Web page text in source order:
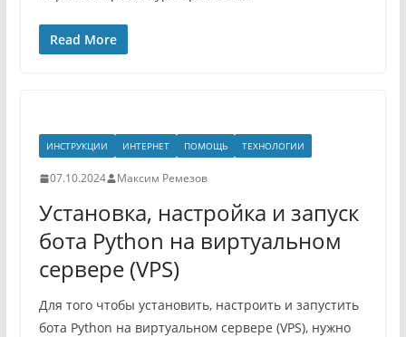
Read More
ИНСТРУКЦИИ ИНТЕРНЕТ ПОМОЩЬ ТЕХНОЛОГИИ
07.10.2024 Максим Ремезов
Установка, настройка и запуск
бота Python на виртуальном
сервере (VPS)
Для того чтобы установить, настроить и запустить
бота Python на виртуальном сервере (VPS), нужно